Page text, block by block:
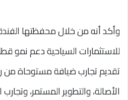
وأكد أنه من خلال محفظتها
للاستثمارات السياحية دعم نمو
تقديم تجارب ضيافة مستوحاة من
الأصالة، والتطوير المستمر،